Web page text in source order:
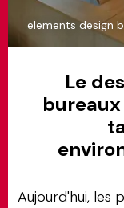
elements design
Le
Aujourd'hui, les